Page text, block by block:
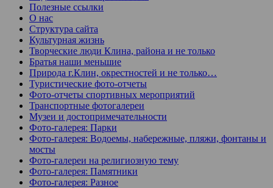
Полезные ссылки
О нас
Структура сайта
Культурная жизнь
Творческие люди Клина, района и не только
Братья наши меньшие
Природа г.Клин, окрестностей и не только…
Туристические фото-отчеты
Фото-отчеты спортивных мероприятий
Транспортные фотогалереи
Музеи и достопримечательности
Фото-галерея: Парки
Фото-галерея: Водоемы, набережные, пляжи, фонтаны и
мосты
Фото-галереи на религиозную тему
Фото-галерея: Памятники
Фото-галерея: Разное